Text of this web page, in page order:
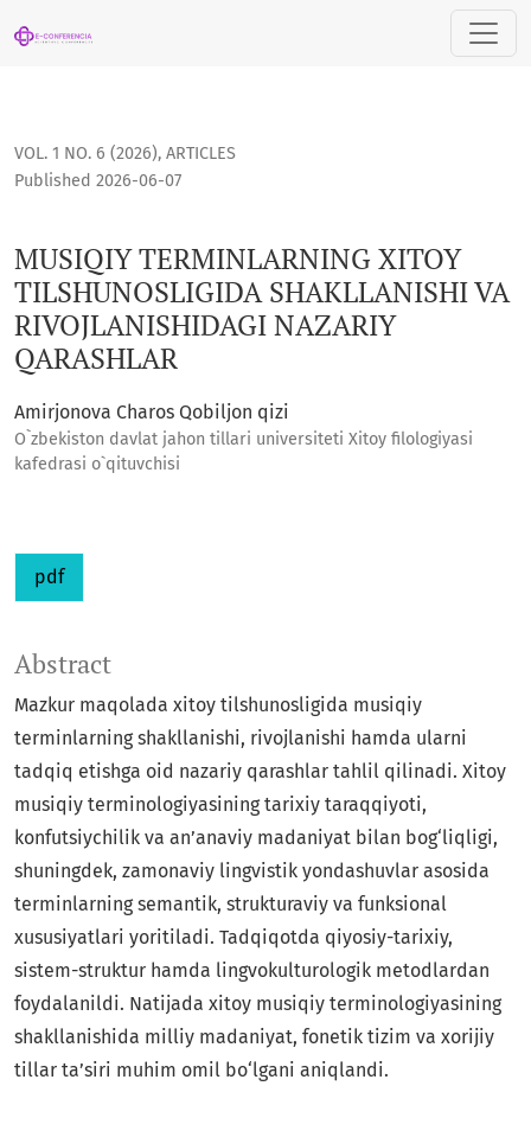
MUSIQIY TERMINLARNING XITOY TILSHUNOSLIGIDA
VOL. 1 NO. 6 (2026), ARTICLES
MUSIQIY TERMINLARNING XITOY
TILSHUNOSLIGIDA SHAKLLANISHI VA
RIVOJLANISHIDAGI NAZARIY
QARASHLAR
Published 2026-06-07
Amirjonova Charos Qobiljon qizi
O`zbekiston davlat jahon tillari universiteti Xitoy filologiyasi
kafedrasi o`qituvchisi
pdf
Abstract
Mazkur maqolada xitoy tilshunosligida musiqiy
terminlarning shakllanishi, rivojlanishi hamda ularni
tadqiq etishga oid nazariy qarashlar tahlil qilinadi. Xitoy
musiqiy terminologiyasining tarixiy taraqqiyoti,
konfutsiychilik va an’anaviy madaniyat bilan bog‘liqligi,
shuningdek, zamonaviy lingvistik yondashuvlar asosida
terminlarning semantik, strukturaviy va funksional
xususiyatlari yoritiladi. Tadqiqotda qiyosiy-tarixiy,
sistem-struktur hamda lingvokulturologik metodlardan
foydalanildi. Natijada xitoy musiqiy terminologiyasining
shakllanishida milliy madaniyat, fonetik tizim va xorijiy
tillar ta’siri muhim omil bo‘lgani aniqlandi.